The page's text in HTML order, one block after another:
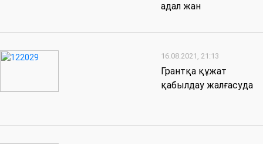
адал жан
16.08.2021, 21:13
Грантқа құжат
қабылдау жалғасуда